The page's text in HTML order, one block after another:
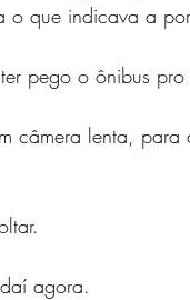
o que indicava a
pego o ônibus pro
câmera lenta,
agora.